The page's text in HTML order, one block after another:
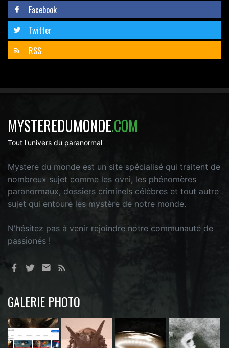
Facebook
Twitter
RSS
MYSTEREDUMONDE.COM
Tout l'univers du paranormal
Mystere du monde est un site spécialisé qui traitent de
nombreux sujet comme les ovni, les phénomères
paranormaux, dossiers criminels célèbres et tout autre
sujet qui entoure les mystère de notre monde.
N'hésitez pas à venir rejoindre notre communauté de
passionés !
GALERIE PHOTO